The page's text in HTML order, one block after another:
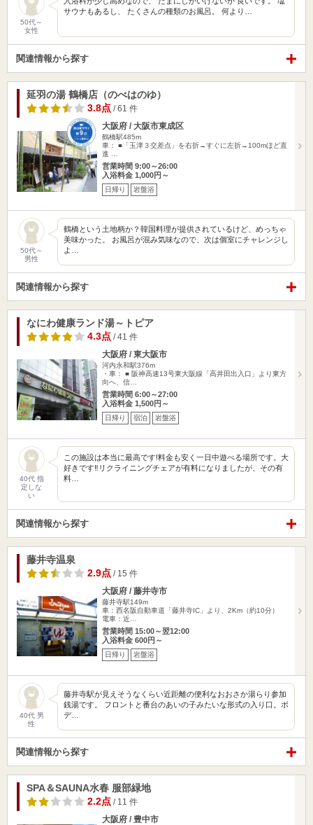
50代～
女性
サウナもあるし、 たくさんの種類のお風呂。 何より…
関連情報から探す
延羽の湯 鶴橋店（のべはのゆ）
3.8点 / 61 件
大阪府 / 大阪市東成区
鶴橋駅485m
車： ■「玉津３交差点」を右折→すぐに左折→100mほど直
進 …
営業時間 9:00～26:00
入浴料金 1,000円～
日帰り 岩盤浴
50代～
男性
鶴橋という土地柄か？韓国料理が提供されているけど、めっちゃ
美味かった。 お風呂が混み気味なので、次は個室にチャレンジし
よ…
関連情報から探す
なにわ健康ランド湯～トピア
4.3点 / 41 件
大阪府 / 東大阪市
河内永和駅376m
・車： ■ 阪神高速13号東大阪線「高井田出入口」より東方
向へ、信…
営業時間 6:00～27:00
入浴料金 1,500円～
日帰り 宿泊 岩盤浴
40代 指
定しな
い
この施設は本当に最高です!料金も安く一日中遊べる場所です。大
好きです‼︎リクライニングチェアが有料になりましたが、その有
料…
関連情報から探す
藤井寺温泉
2.9点 / 15 件
大阪府 / 藤井寺市
藤井寺駅149m
車：西名阪自動車道「藤井寺IC」より、2Km（約10分）
電車：近…
営業時間 15:00～翌12:00
入浴料金 600円～
日帰り 岩盤浴
40代 男
性
藤井寺駅が見えそうなくらい近距離の便利なおおさか湯らり参加
銭湯です。 フロントと番台のあいの子みたいな形式の入り口。ボ
デ…
関連情報から探す
SPA＆SAUNA水春 服部緑地
2.2点 / 11 件
大阪府 / 豊中市